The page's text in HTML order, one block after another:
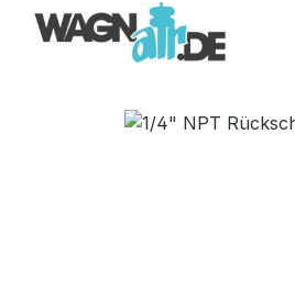
Bildergalerie überspringen